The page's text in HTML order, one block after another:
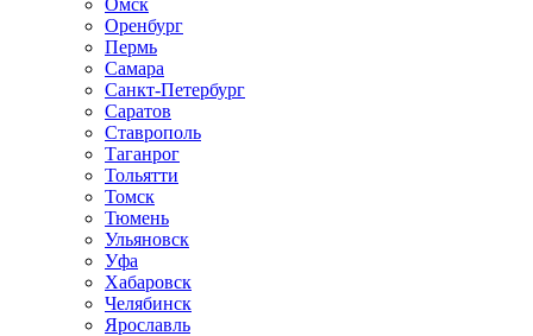
Омск
Оренбург
Пермь
Самара
Санкт-Петербург
Саратов
Ставрополь
Таганрог
Тольятти
Томск
Тюмень
Ульяновск
Уфа
Хабаровск
Челябинск
Ярославль